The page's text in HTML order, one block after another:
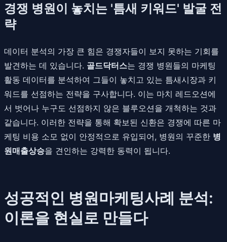
경쟁 병원이 놓치는 '틈새 키워드' 발굴 전
략
데이터 분석의 가장 큰 힘은 경쟁자들이 보지 못하는 기회를
발견하는 데 있습니다. 골드닥터스는 경쟁 병원들의 마케팅
활동 데이터를 분석하여 그들이 놓치고 있는 틈새시장과 키
워드를 선점하는 전략을 구사합니다. 이는 마치 레드오션에
서 벗어나 누구도 선점하지 않은 블루오션을 개척하는 것과
같습니다. 이러한 전략을 통해 확보된 신환은 경쟁에 따른 마
케팅 비용 소모 없이 안정적으로 유입되어, 병원의 꾸준한 병
원매출상승을 견인하는 강력한 동력이 됩니다.
성공적인 병원마케팅사례 분석:
이론을 현실로 만들다